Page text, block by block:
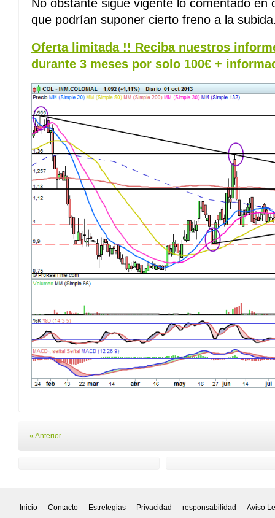
No obstante sigue vigente lo comentado en
que podrían suponer cierto freno a la
Oferta limitada !! Reciba nuestros
durante 3 meses por solo 100€ +
« Anterior
Inicio Contacto Estretegias Privacidad responsabilidad Aviso